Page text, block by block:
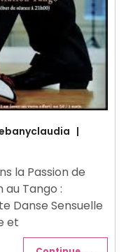
|
la Passion de
Tango :
Danse Sensuelle
et